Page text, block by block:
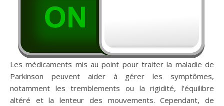
Les médicaments mis au point pour traiter la maladie de
Parkinson peuvent aider à gérer les symptômes,
notamment les tremblements ou la rigidité, l’équilibre
altéré et la lenteur des mouvements. Cependant, de